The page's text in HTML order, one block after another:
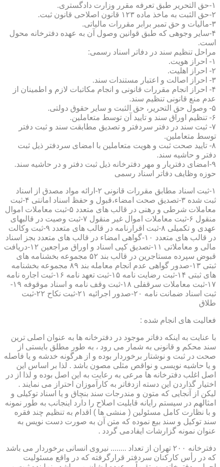
۱-حق التحریر طبق تعرفه مقرر وزارت دادگستری.
۲-حق الثبت به ماخذ ماده ۱۲۳ قانون اصلاحی قانون ثبت.
۳-مالیات و حق تمبر برابر مقررات مالیاتی.
۴-سایر وجوهی که طبق قوانین وصول آن به عهده دفترخانه محول
است.
مراحل تنظیم سند در دفاتر اسناد رسمی:
۱- احراز هویت.
۲- احراز اهلیت.
۳- احراز اصالت و اعتبار مستندات سند.
۴- احراز انجام مقررات قانونی و انجام مکاتبات لازم و اطمینان از
عدم منع قانونی تنظیم سند.
۵- وصول حق التحریر، حق الثبت و سایر حقوق دولتی.
۶- تنظیم اوراق سند و تایید آن توسط متعاملین.
۷- ثبت سند در دفتر سردفتر و تصدیق مطابقت سند و ثبت دفتر
توسط متعاملین.
۸- تایید صحت ثبت و هویت متعاملین با امضای سردفتر ذیل ثبت
دفتر و حاشیه سند.
۹-امضای دفتریار و مهر دفترخانه ذیل ثبت دفتر و در حاشیه سند.
حوزه وظایف دفاتر اسناد رسمی
۱-ثبت اسناد مطابق مقررات قانونی ۲-ارائه مواد مصدق از اسناد
ثبت شده ۳-تصدیق صحت امضاء،قبول و حفظ اسناد امانتی ۴-ثبت
معاملات شرطی و رهنی در قالب های متعدد ۵-ثبت معاملات اموال
منقول ۶-ثبت معاملات اموال غیر منقول ۷-ثبت وصیت در قالبهای
عهدی و تکمیلی ۸-ثبت اقرارنامه در قالب های متعدد ۹-ثبت وکالت
در قالب های متعدد ۱۰-گواهی امضاء در قالب های متعدد بجز اسناد
مالی و معاملاتی ۱۱-تصدیق کپی اسناد و اوراق مراجعین ۱۲-دریافت
قبوض سپرده مستاجرین در قالب بند ۵۲ مجموعه بخشنامه های
ثبتی ۱۳-صدور گواهی عدم انجام معامله بند ۸۹ مجموعه بخشنامه
های ثبتی ۱۴-ثبت رضایت نامه ۱۵-ثبت تعهد نامه ۱۶-ثبت اجاره نامه
۱۷-ثبت معاملات سرقفلی ۱۸-ثبت وقف نامه و اسناد موقوفه ۱۹-
ثبت اسناد ضمانت نامه ۲۰-صدور اجرائیه ۲۱-ثبت نکاح ۲۲-ثبت
طلاق
فعالیت های انجام شده :
با عنایت به اینکه دفاتر موجود در دفترخانه ها به عنوان اصلی ترین
سند محکم و قانونی به شمار می رود ، به طور مطلق بایستی از
صحت در ثبت و نوشتار برخوردار بوده و از هرگونه خدشه و یا فاصله
و یا حاشیه نویسی و نواقص مثلی مصون باشد . لذا بر اساس این
اصل اغلب دفترخانه ها مرعی به رعایت به این اصل بوده و لذا از در
اختیار گذاردن این دسته ازدفاتر به کارآموزان احتراز می نمایند .
لیکن از آنجایی که متون و مندرجات سند بنچاق و یا اسناد توکیلی و
امثالهم در سیستم رایانه قابلیت اصلاح را دارد اینجانب به طور نمونه
و با نظارت کامل مسئولین ( منشی ها ) اقدام به تنظیم چند فقره
سند توکیل و سند بیع نموده که متن آن به صورت دست نویس به
عنوان نمونه گزارشات ایفادمی گردد .
دفترخانه ۲۰۰ تهران از تعداد ........ نیروی انسانی برخوردار می باشد
که در رأس کارکنان سردفتر قرارگرفته که در واقع مسئولیت